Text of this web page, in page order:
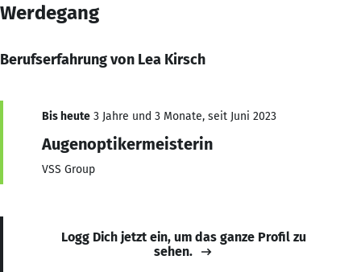
Werdegang
Berufserfahrung von Lea Kirsch
Bis heute 3 Jahre und 3 Monate, seit Juni 2023
Augenoptikermeisterin
VSS Group
Logg Dich jetzt ein, um das ganze Profil zu
sehen.